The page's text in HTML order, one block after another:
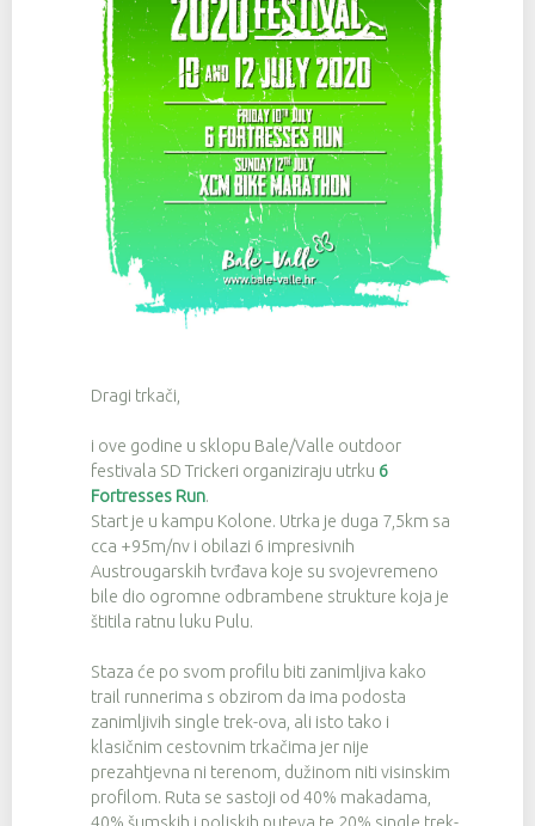
Dragi trkači,
i ove godine u sklopu Bale/Valle outdoor
festivala SD Trickeri organiziraju utrku 6
Fortresses Run.
Start je u kampu Kolone. Utrka je duga 7,5km sa
cca +95m/nv i obilazi 6 impresivnih
Austrougarskih tvrđava koje su svojevremeno
bile dio ogromne odbrambene strukture koja je
štitila ratnu luku Pulu.
Staza će po svom profilu biti zanimljiva kako
trail runnerima s obzirom da ima podosta
zanimljivih single trek-ova, ali isto tako i
klasičnim cestovnim trkačima jer nije
prezahtjevna ni terenom, dužinom niti visinskim
profilom. Ruta se sastoji od 40% makadama,